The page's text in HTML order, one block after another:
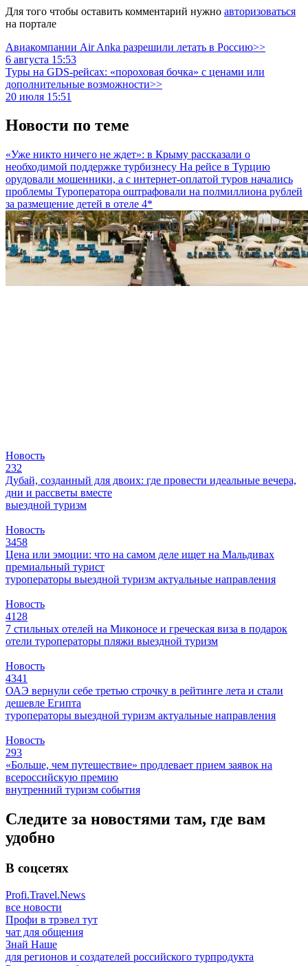
Для того чтобы оставить комментарий нужно авторизоваться
на портале
Авиакомпании Air Anka разрешили летать в Россию>>
6 августа 15:53
Туры на GDS-рейсах: «пороховая бочка» с ценами или
дополнительные возможности>>
20 июля 15:51
Новости по теме
«Уже никто ничего не ждет»: в Крыму рассказали о
необходимой поддержке турбизнесу На рейсе в Турцию
орудовали мошенники, а с интернет-оплатой туров начались
проблемы Туроператора оштрафовали на полмиллиона рублей
за размещение детей в отеле 4*
Новость
232
Дубай, созданный для двоих: где провести идеальные вечера,
дни и рассветы вместе
выездной туризм
Новость
3458
Цена или эмоции: что на самом деле ищет на Мальдивах
премиальный турист
туроператоры выездной туризм актуальные направления
Новость
4128
7 стильных отелей на Миконосе и греческая виза в подарок
отели туроператоры пляжи выездной туризм
Новость
4341
ОАЭ вернули себе третью строчку в рейтинге лета и стали
дешевле Египта
туроператоры выездной туризм актуальные направления
Новость
293
«Больше, чем путешествие» продлевает прием заявок на
всероссийскую премию
внутренний туризм события
Следите за новостями там, где вам
удобно
В соцсетях
Profi.Travel.News
все новости
Профи в трэвел тут
чат для общения
Знай Наше
для регионов и создателей российского турпродукта